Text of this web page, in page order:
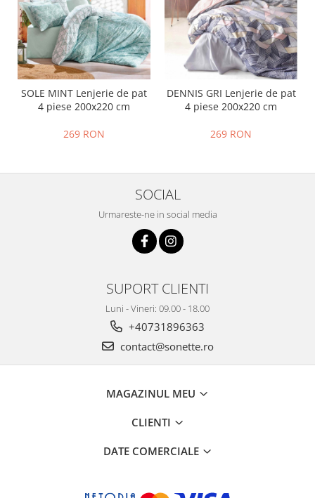
SOLE MINT Lenjerie de pat
4 piese 200x220 cm
269 RON
DENNIS GRI Lenjerie de pat
4 piese 200x220 cm
269 RON
SOCIAL
Urmareste-ne in social media
SUPORT CLIENTI
Luni - Vineri: 09.00 - 18.00
+40731896363
contact@sonette.ro
MAGAZINUL MEU
CLIENTI
DATE COMERCIALE